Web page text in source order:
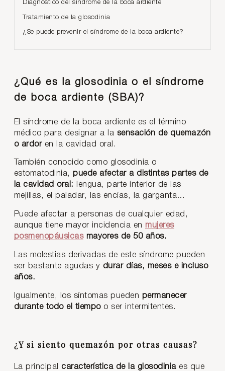
Diagnóstico del síndrome de la boca ardiente
Tratamiento de la glosodinia
¿Se puede prevenir el síndrome de la boca ardiente?
¿Qué es la glosodinia o el síndrome
de boca ardiente (SBA)?
El síndrome de la boca ardiente es el término
médico para designar a la sensación de quemazón
o ardoren la cavidad oral.
También conocido como glosodinia o
estomatodinia, puede afectar a distintas partes de
la cavidad oral:
lengua, parte interior de las
mejillas, el paladar, las encías, la garganta…
Puede afectar a personas de cualquier edad,
aunque tiene mayor incidencia en mujeres
posmenopáusicasmayores de 50 años.
Las molestias derivadas de este síndrome pueden
ser bastante agudas y durar días, meses e incluso
años.
Igualmente, los síntomas pueden permanecer
durante todo el tiempoo ser intermitentes.
¿Y si siento quemazón por otras causas?
La principal característica de la glosodiniaes que